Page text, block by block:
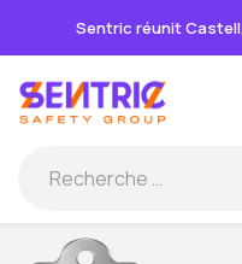
Sentric réunit
au
contenu